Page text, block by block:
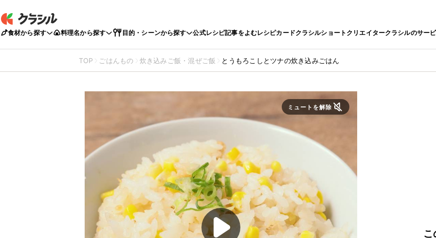
食材から探す 料理名から探す 目的・シーンから探す 公式レシピ記事をよむレシピカードクラシルショートクリエイタークラシルのサー
TOP ごはんもの 炊き込みご飯・混ぜご飯 とうもろこしとツナの炊き込みごはん
ミュートを解除